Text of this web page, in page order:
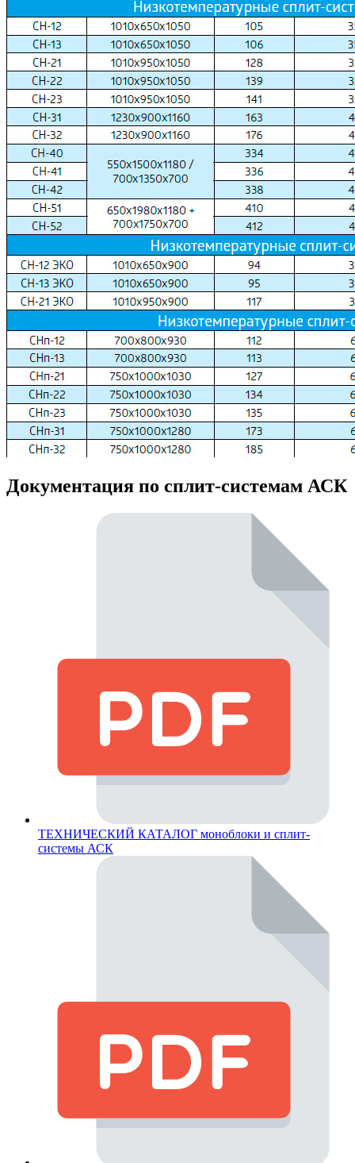
Документация по сплит-системам АСК
ТЕХНИЧЕСКИЙ КАТАЛОГ моноблоки и сплит-
системы АСК